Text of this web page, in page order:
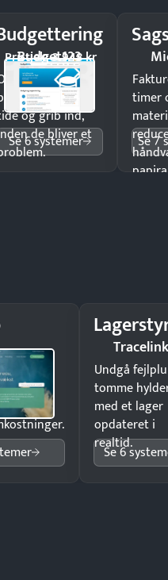
Budget123
Pristjek: 3.948 kr
i
og grib ind,
de bliver et
Se 6 systemer
timer
Se 7
24/7 til
Undgå
tomme
med et lager
opdateret i
realtid.
Se 6